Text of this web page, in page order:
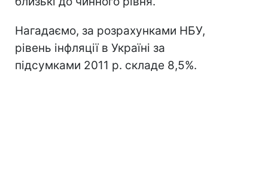
Нагадаємо, за розрахунками НБУ,
рівень інфляції в Україні за
підсумками 2011 р. складе 8,5%.